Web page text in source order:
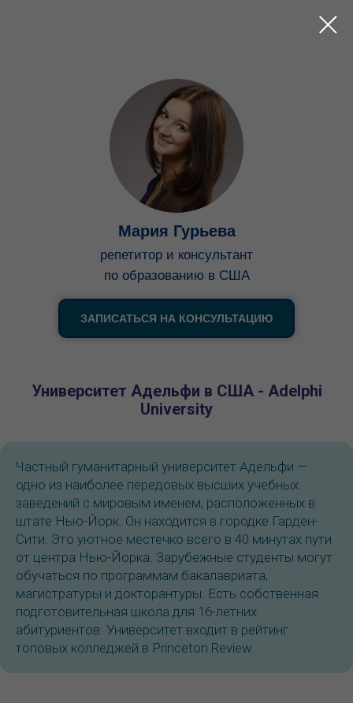
Мария Гурьева
репетитор и консультант
по образованию в США
ЗАПИСАТЬСЯ НА КОНСУЛЬТАЦИЮ
Университет Адельфи в США - Adelphi
University
Частный гуманитарный университет Адельфи —
одно из наиболее передовых высших учебных
заведений с мировым именем, расположенных в
штате Нью-Йорк. Он находится в городке Гарден-
Сити. Это уютное местечко всего в 40 минутах пути
от центра Нью-Йорка. Зарубежные студенты могут
обучаться по программам бакалавриата,
магистратуры и докторантуры. Есть собственная
подготовительная школа для 16-летних
абитуриентов. Университет входит в рейтинг
топовых колледжей в Princeton Review.